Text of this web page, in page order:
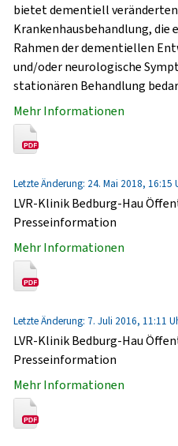
bietet dementiell veränderten
Krankenhausbehandlung,
Rahmen der dementiellen
und/oder neurologische
stationären Behandlung
Mehr Informationen
Letzte Änderung: 24. Mai 2018, 16:15
LVR-Klinik Bedburg-Hau
Presseinformation
Mehr Informationen
Letzte Änderung: 7. Juli 2016, 11:11
LVR-Klinik Bedburg-Hau
Presseinformation
Mehr Informationen